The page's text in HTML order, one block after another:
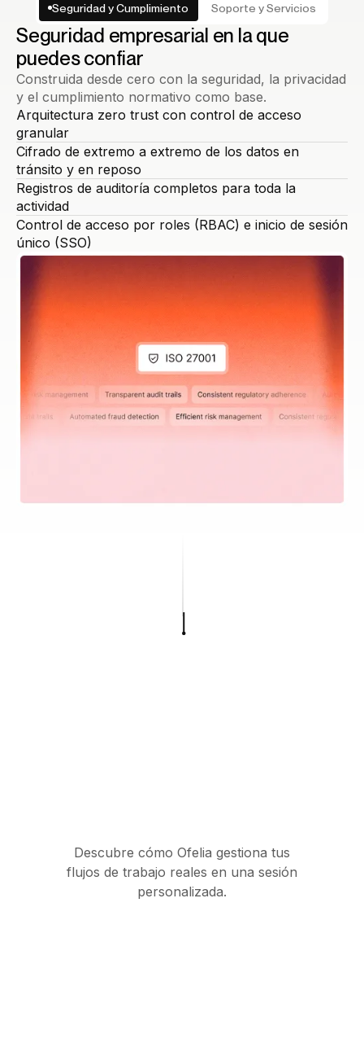
Seguridad y Cumplimiento Soporte y Servicios
Seguridad empresarial en la que
puedes confiar
Construida desde cero con la seguridad, la privacidad
y el cumplimiento normativo como base.
Arquitectura zero trust con control de acceso
granular
Cifrado de extremo a extremo de los datos en
tránsito y en reposo
Registros de auditoría completos para toda la
actividad
Control de acceso por roles (RBAC) e inicio de sesión
único (SSO)
Descubre cómo Ofelia gestiona tus
flujos de trabajo reales en una sesión
personalizada.